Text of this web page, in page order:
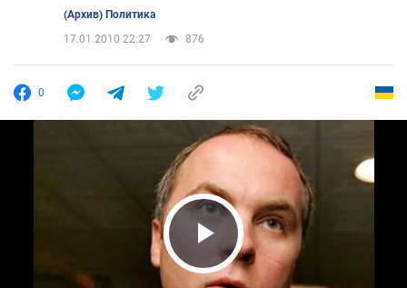
(Архив) Политика
17.01.2010 22:27
876
0
Play Video